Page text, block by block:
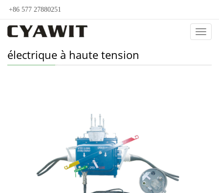
+86 577 27880251
électrique à haute tension